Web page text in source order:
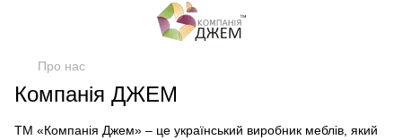
Про нас
Компанія ДЖЕМ
ТМ «Компанія Джем» – це український виробник меблів, який